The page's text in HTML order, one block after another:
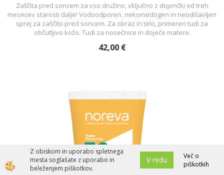
Zaščita pred soncem za vso družino, vključno z dojenčki od treh
mesecev starosti dalje! Vodoodporen, nekomedogen in neodišavljen
sprej za zaščito pred soncem. Za obraz in telo, primeren tudi za
občutljivo kožo. Tudi za nosečnice in doječe matere.
42,00 €
Z obiskom in uporabo spletnega
mesta soglašate z uporabo in
beleženjem piškotkov.
V redu
Več o
piškotkih